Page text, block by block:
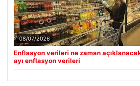
08/07/2026
Enflasyon verileri ne zaman
ayı enflasyon verileri